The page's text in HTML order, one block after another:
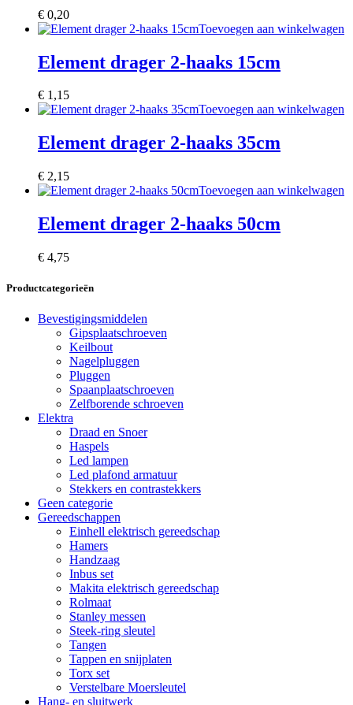
€ 0,20
Toevoegen aan winkelwagen
Element drager 2-haaks 15cm
€ 1,15
Toevoegen aan winkelwagen
Element drager 2-haaks 35cm
€ 2,15
Toevoegen aan winkelwagen
Element drager 2-haaks 50cm
€ 4,75
Productcategorieën
Bevestigingsmiddelen
Gipsplaatschroeven
Keilbout
Nagelpluggen
Pluggen
Spaanplaatschroeven
Zelfborende schroeven
Elektra
Draad en Snoer
Haspels
Led lampen
Led plafond armatuur
Stekkers en contrastekkers
Geen categorie
Gereedschappen
Einhell elektrisch gereedschap
Hamers
Handzaag
Inbus set
Makita elektrisch gereedschap
Rolmaat
Stanley messen
Steek-ring sleutel
Tangen
Tappen en snijplaten
Torx set
Verstelbare Moersleutel
Hang- en sluitwerk